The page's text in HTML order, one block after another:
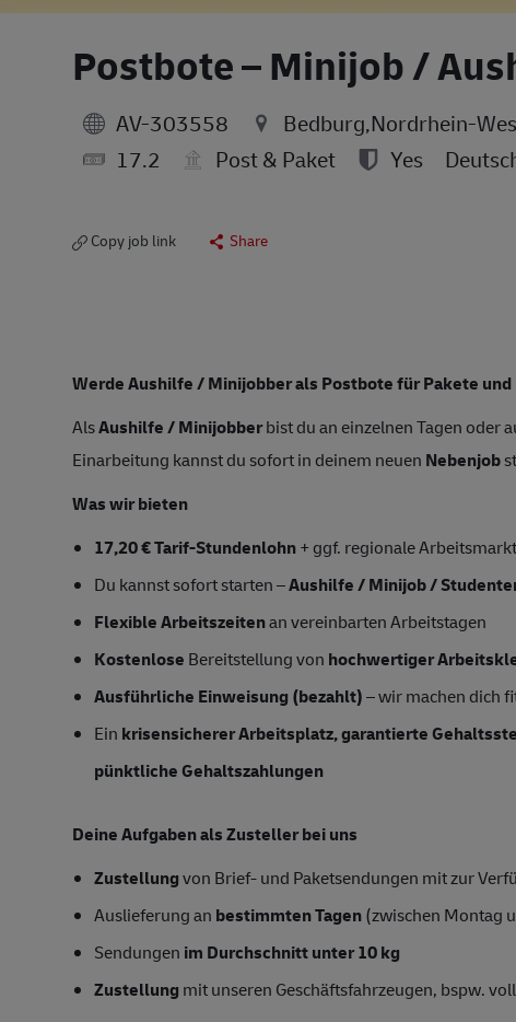
Postbote – Minijob /
AV-303558 Bedburg,Nordrhein-
17.2
Post & Paket Yes
Copy job link Share
Werde Aushilfe / Minijobber als Postbote für Pakete und
AlsAushilfe / Minijobberbist du an einzelnen Tagen oder
Einarbeitung kannst du sofort in deinem neuen Nebenjob
Was wir bieten
17,20 € Tarif-Stundenlohn+ ggf. regionale
Du kannst sofort starten –Aushilfe / Minijob /
Flexible Arbeitszeitenan vereinbarten Arbeitstagen
Kostenlose Bereitstellung von hochwertiger
Ausführliche Einweisung (bezahlt)– wir machen dich
Ein krisensicherer Arbeitsplatz, garantierte
pünktliche Gehaltszahlungen
Deine Aufgaben als Zusteller bei uns
Zustellungvon Brief- und Paketsendungen mit zur
Auslieferung an bestimmten Tagen(zwischen Montag
Sendungen im Durchschnitt unter 10 kg
Zustellung mit unseren Geschäftsfahrzeugen, bspw.